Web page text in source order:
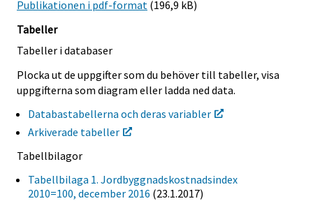
Publikationen i pdf-format (196,9 kB)
Tabeller
Tabeller i databaser
Plocka ut de uppgifter som du behöver till tabeller, visa
uppgifterna som diagram eller ladda ned data.
Databastabellerna och deras variabler
Arkiverade tabeller
Tabellbilagor
Tabellbilaga 1. Jordbyggnadskostnadsindex
2010=100, december 2016 (23.1.2017)